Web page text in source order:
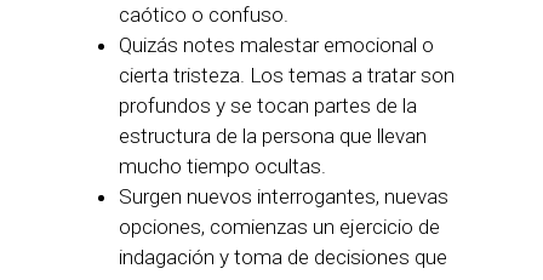
caótico o confuso.
Quizás notes malestar emocional o
cierta tristeza. Los temas a tratar son
profundos y se tocan partes de la
estructura de la persona que llevan
mucho tiempo ocultas.
Surgen nuevos interrogantes, nuevas
opciones, comienzas un ejercicio de
indagación y toma de decisiones que